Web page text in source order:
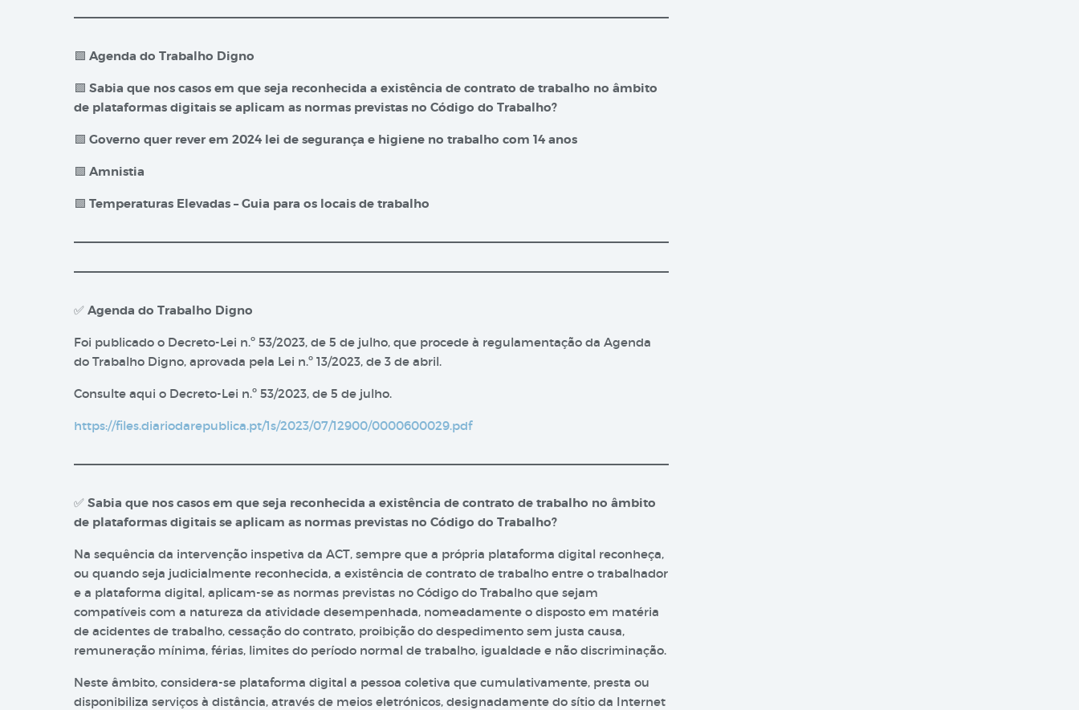
🟩 Agenda do Trabalho Digno
🟩 Sabia que nos casos em que seja reconhecida a existência de contrato de trabalho no âmbito
de plataformas digitais se aplicam as normas previstas no Código do Trabalho?
​🟩 Governo quer rever em 2024 lei de segurança e higiene no trabalho com 14 anos
🟩 Amnistia
🟩 Temperaturas Elevadas – Guia para os locais de trabalho
✅ Agenda do Trabalho Digno
Foi publicado o Decreto-Lei n.º 53/2023, de 5 de julho, que procede à regulamentação da Agenda
do Trabalho Digno, aprovada pela Lei n.º 13/2023, de 3 de abril.​
Consulte aqui o Decreto-Lei n.º 53/2023, de 5 de julho​.​
https://files.diariodarepublica.pt/1s/2023/07/12900/0000600029.pdf
✅ Sabia que nos casos em que seja reconhecida a existência de contrato de trabalho no âmbito
de plataformas digitais se aplicam as normas previstas no Código do Trabalho?
​Na sequência da intervenção inspetiva da ACT, sempre que a própria plataforma digital reconheça,
ou quando seja judicialmente reconhecida, a existência de contrato de trabalho entre o trabalhador
e a plataforma digital, aplicam-se as normas previstas no Código do Trabalho que sejam
compatíveis com a natureza da atividade desempenhada, nomeadamente o disposto em matéria
de acidentes de trabalho, cessação do contrato, proibição do despedimento sem justa causa,
remuneração mínima, férias, limites do período normal de trabalho, igualdade e não discriminação.
Neste âmbito, considera-se plataforma digital a pessoa coletiva que cumulativamente, presta ou
disponibiliza serviços à distância, através de meios eletrónicos, designadamente do sítio da Internet